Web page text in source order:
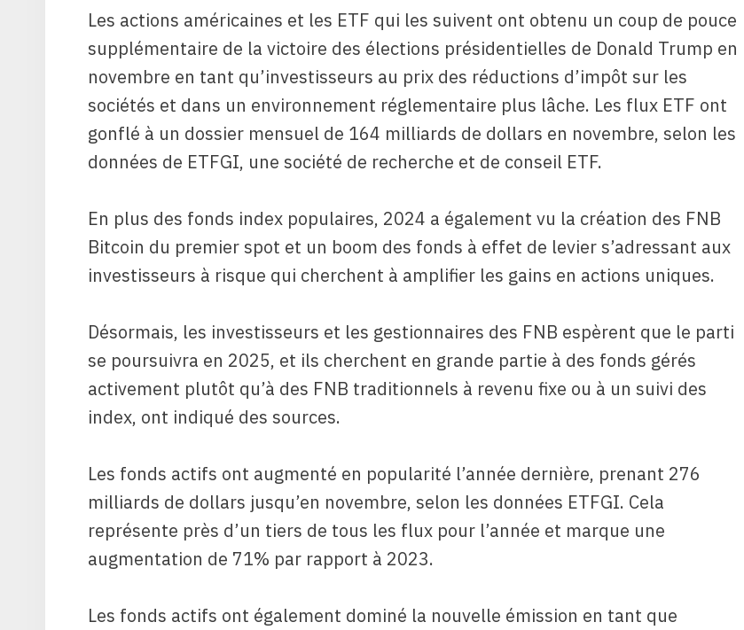
Les actions américaines et les ETF qui les suivent ont obtenu un coup de pouce
supplémentaire de la victoire des élections présidentielles de Donald Trump en
novembre en tant qu’investisseurs au prix des réductions d’impôt sur les
sociétés et dans un environnement réglementaire plus lâche. Les flux ETF ont
gonflé à un dossier mensuel de 164 milliards de dollars en novembre, selon les
données de ETFGI, une société de recherche et de conseil ETF.
En plus des fonds index populaires, 2024 a également vu la création des FNB
Bitcoin du premier spot et un boom des fonds à effet de levier s’adressant aux
investisseurs à risque qui cherchent à amplifier les gains en actions uniques.
Désormais, les investisseurs et les gestionnaires des FNB espèrent que le parti
se poursuivra en 2025, et ils cherchent en grande partie à des fonds gérés
activement plutôt qu’à des FNB traditionnels à revenu fixe ou à un suivi des
index, ont indiqué des sources.
Les fonds actifs ont augmenté en popularité l’année dernière, prenant 276
milliards de dollars jusqu’en novembre, selon les données ETFGI. Cela
représente près d’un tiers de tous les flux pour l’année et marque une
augmentation de 71% par rapport à 2023.
Les fonds actifs ont également dominé la nouvelle émission en tant que